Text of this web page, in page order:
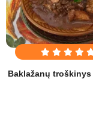
Baklažanų troškinys